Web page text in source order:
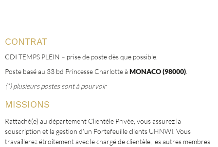
CONTRAT
CDI TEMPS PLEIN – prise de poste dès que possible.
Poste basé au 33 bd Princesse Charlotte à MONACO (98000)
(*) plusieurs postes sont à pourvoir
MISSIONS
Rattaché(e) au département Clientèle Privée, vous assurez la
souscription et la gestion d’un Portefeuille clients UHNWI. Vous
travaillerez étroitement avec le chargé de clientèle, les autres membres